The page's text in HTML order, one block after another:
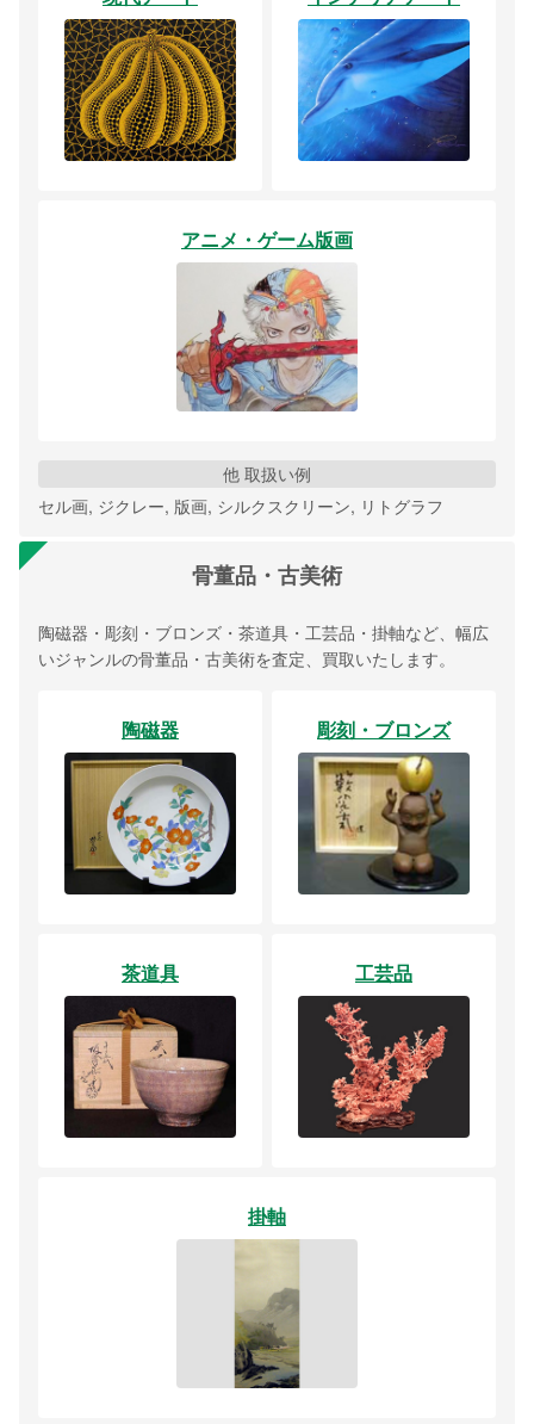
アニメ・ゲーム版画
他 取扱い例
セル画, ジクレー, 版画, シルクスクリーン, リトグラフ
骨董品・古美術
陶磁器・彫刻・ブロンズ・茶道具・工芸品・掛軸など、幅広
いジャンルの骨董品・古美術を査定、買取いたします。
陶磁器 彫刻・ブロンズ
茶道具 工芸品
掛軸